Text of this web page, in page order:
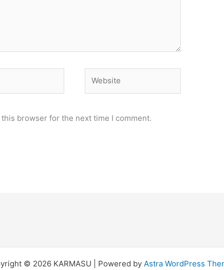
browser for the next time I comment.
© 2026 KARMASU | Powered by Astra WordPress